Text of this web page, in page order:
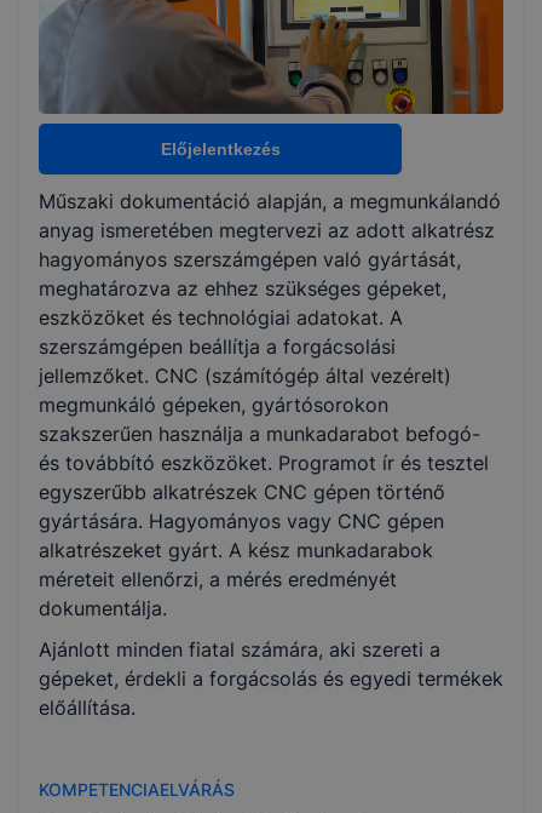
2 év
Választható szakmairányok:
Nem válaszható
KKK/PTT
KKK letöltése (pdf)
PTT letöltése (pdf)
Okleveles technikusképzés
Nem
Előjelentkezés
Műszaki dokumentáció alapján, a megmunkálandó
anyag ismeretében megtervezi az adott alkatrész
hagyományos szerszámgépen való gyártását,
meghatározva az ehhez szükséges gépeket,
eszközöket és technológiai adatokat. A
szerszámgépen beállítja a forgácsolási
jellemzőket. CNC (számítógép által vezérelt)
megmunkáló gépeken, gyártósorokon
szakszerűen használja a munkadarabot befogó-
és továbbító eszközöket. Programot ír és tesztel
egyszerűbb alkatrészek CNC gépen történő
gyártására. Hagyományos vagy CNC gépen
alkatrészeket gyárt. A kész munkadarabok
méreteit ellenőrzi, a mérés eredményét
dokumentálja.
Ajánlott minden fiatal számára, aki szereti a
gépeket, érdekli a forgácsolás és egyedi termékek
előállítása.
KOMPETENCIAELVÁRÁS